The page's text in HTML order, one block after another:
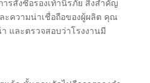
บถามข้อมูลการผลิต คุณจะ
วนและประเภทของรองเท้าที่
จะส่งใบเสนอราคาให้คุณ เพื่อ
ยขึ้น